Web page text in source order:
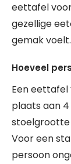
eettafel
gezellige
gemak voelt.
Hoeveel
Een
plaats aan
stoelgrootte
Voor een
persoon